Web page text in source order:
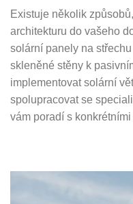
Existuje několik
architekturu do vašeho
solární panely na
skleněné stěny k
implementovat solární
spolupracovat se
vám poradí s